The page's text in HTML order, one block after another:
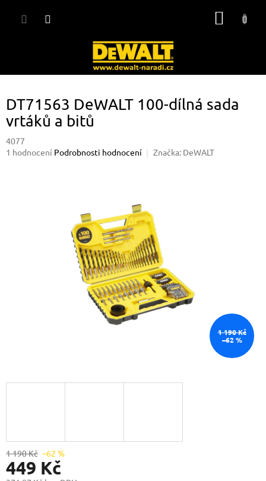
DT71563 DeWALT 100-dílná sada
vrtáků a bitů
4077
Průměrné
1 hodnocení Podrobnosti hodnocení Značka: DeWALT
1 190 Kč
–62 %
1 190 Kč –62 %
449 Kč